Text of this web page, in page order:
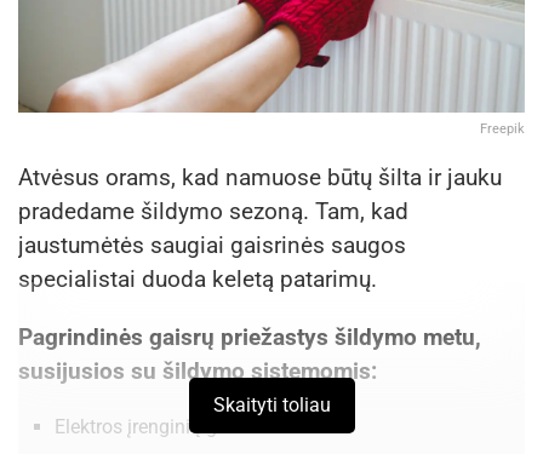
Freepik
Atvėsus orams, kad namuose būtų šilta ir jauku
pradedame šildymo sezoną. Tam, kad
jaustumėtės saugiai gaisrinės saugos
specialistai duoda keletą patarimų.
Pagrindinės gaisrų priežastys šildymo metu,
susijusios su šildymo sistemomis:
Elektros įrenginių gedimai
Skaityti toliau